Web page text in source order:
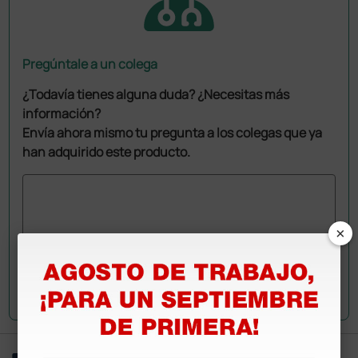
Pregúntale a un colega
¿Todavía tienes alguna duda? ¿Necesitas más
información?
Envía ahora mismo tu pregunta a los colegas que ya
han adquirido este producto.
Envía tu pregunta
×